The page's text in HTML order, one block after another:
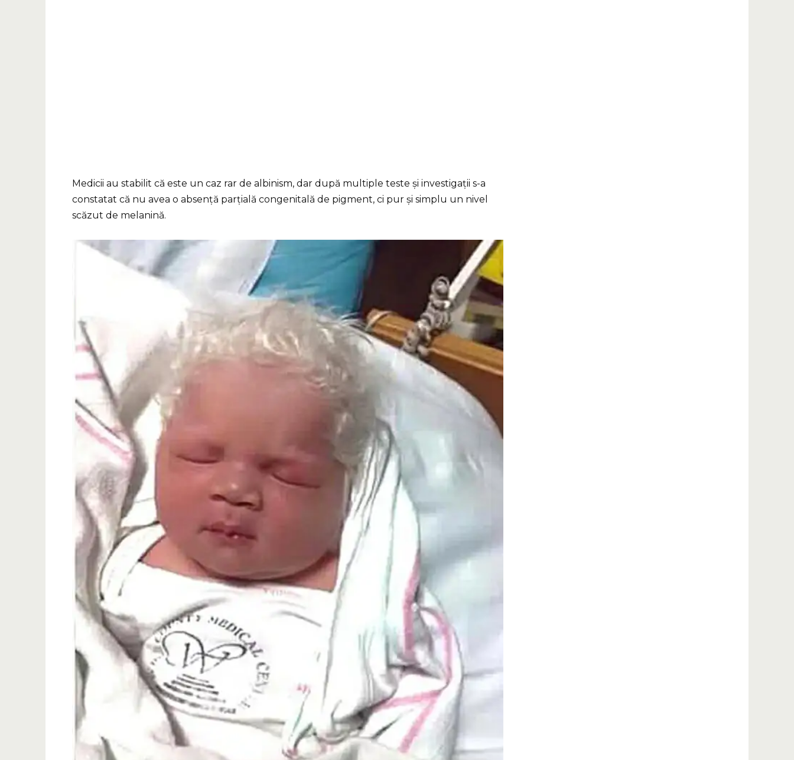
Medicii au stabilit că este un caz rar de albinism, dar după multiple teste și investigații s-a
constatat că nu avea o absență parțială congenitală de pigment, ci pur și simplu un nivel
scăzut de melanină.